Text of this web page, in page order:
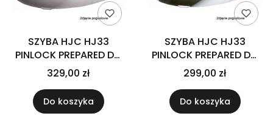
SZYBA HJC HJ33
PINLOCK PREPARED DO
KASKU I90/I91 RST
SILVER
329,00 zł
Do koszyka
SZYBA HJC HJ33
PINLOCK PREPARED DO
KASKU I90/I91 DARK
SMOKE
299,00 zł
Do koszyka